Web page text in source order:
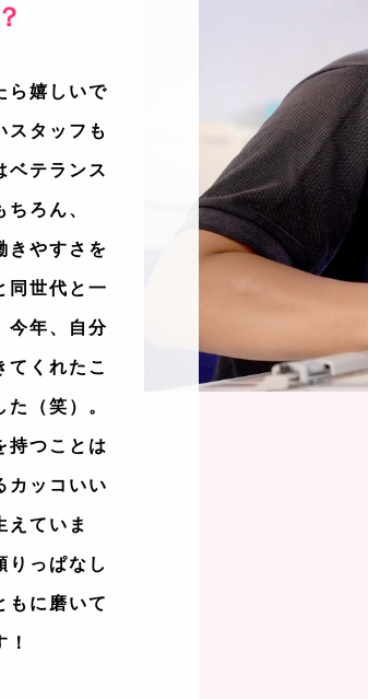
ら嬉しいで
スタッフも
ベテランス
ろん、
きやすさを
同世代と一
今年、自分
てくれたこ
（笑）。
持つことは
カッコいい
えていま
りっぱなし
もに磨いて